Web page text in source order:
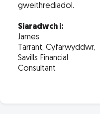
gweithrediadol.
Siaradwch i:
James
Tarrant, Cyfarwyddwr,
Savills Financial
Consultant